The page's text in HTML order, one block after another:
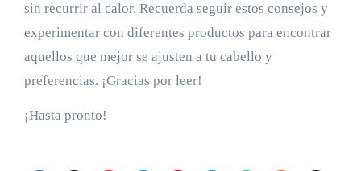
sin recurrir al calor. Recuerda seguir estos consejos y
experimentar con diferentes productos para encontrar
aquellos que mejor se ajusten a tu cabello y
preferencias. ¡Gracias por leer!
¡Hasta pronto!